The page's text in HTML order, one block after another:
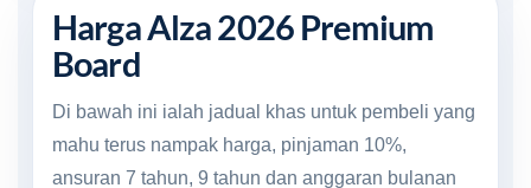
Harga Alza 2026 Premium
Board
Di bawah ini ialah jadual khas untuk pembeli yang
mahu terus nampak harga, pinjaman 10%,
ansuran 7 tahun, 9 tahun dan anggaran bulanan